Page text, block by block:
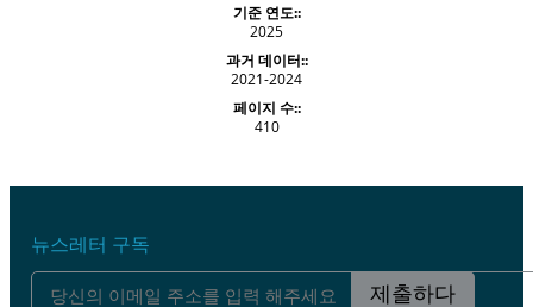
기준 연도::
2025
과거 데이터::
2021-2024
페이지 수::
410
뉴스레터 구독
제출하다